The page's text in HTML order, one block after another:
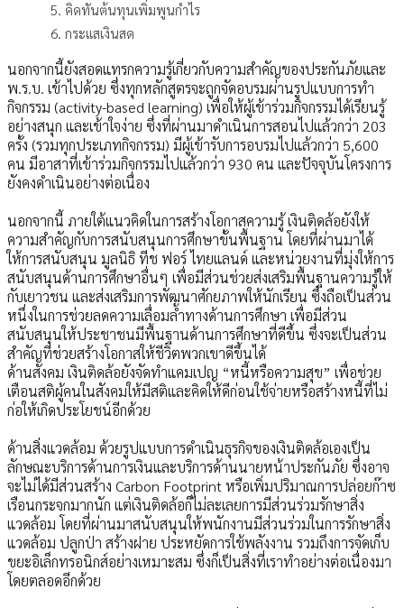
คิดทันต้นทุนเพิ่มพูนกำไร
กระแสเงินสด
นอกจากนี้ยังสอดแทรกความรู้เกี่ยวกับความสำคัญของประกันภัยและ
พ.ร.บ. เข้าไปด้วย ซึ่งทุกหลักสูตรจะถูกจัดอบรมผ่านรูปแบบการทำ
กิจกรรม (activity-based learning) เพื่อให้ผู้เข้าร่วมกิจกรรมได้เรียนรู้
อย่างสนุก และเข้าใจง่าย ซึ่งที่ผ่านมาดำเนินการสอนไปแล้วกว่า 203
ครั้ง (รวมทุกประเภทกิจกรรม) มีผู้เข้ารับการอบรมไปแล้วกว่า 5,600
คน มีอาสาที่เข้าร่วมกิจกรรมไปแล้วกว่า 930 คน และปัจจุบันโครงการ
ยังคงดำเนินอย่างต่อเนื่อง
นอกจากนี้ ภายใต้แนวคิดในการสร้างโอกาสความรู้ เงินติดล้อยังให้
ความสำคัญกับการสนับสนุนการศึกษาขั้นพื้นฐาน โดยที่ผ่านมาได้
ให้การสนับสนุน มูลนิธิ ทีช ฟอร์ ไทยแลนด์ และหน่วยงานที่มุ่งให้การ
สนับสนุนด้านการศึกษาอื่นๆ เพื่อมีส่วนช่วยส่งเสริมพื้นฐานความรู้ให้
กับเยาวชน และส่งเสริมการพัฒนาศักยภาพให้นักเรียน ซึ่งถือเป็นส่วน
หนึ่งในการช่วยลดความเลื่อมล้ำทางด้านการศึกษา เพื่อมีส่วน
สนับสนุนให้ประชาชนมีพื้นฐานด้านการศึกษาที่ดีขึ้น ซึ่งจะเป็นส่วน
สำคัญที่ช่วยสร้างโอกาสให้ชีวิตพวกเขาดีขึ้นได้
ด้านสังคม เงินติดล้อยังจัดทำแคมเปญ “หนี้หรือความสุข” เพื่อช่วย
เตือนสติผู้คนในสังคมให้มีสติและคิดให้ดีก่อนใช้จ่ายหรือสร้างหนี้ที่ไม่
ก่อให้เกิดประโยชน์อีกด้วย
ด้านสิ่งแวดล้อม ด้วยรูปแบบการดำเนินธุรกิจของเงินติดล้อเองเป็น
ลักษณะบริการด้านการเงินและบริการด้านนายหน้าประกันภัย ซึ่งอาจ
จะไม่ได้มีส่วนสร้าง Carbon Footprint หรือเพิ่มปริมาณการปล่อยก๊าซ
เรือนกระจกมากนัก แต่เงินติดล้อก็ไม่ละเลยการมีส่วนร่วมรักษาสิ่ง
แวดล้อม โดยที่ผ่านมาสนับสนุนให้พนักงานมีส่วนร่วมในการรักษาสิ่ง
แวดล้อม ปลูกป่า สร้างฝาย ประหยัดการใช้พลังงาน รวมถึงการจัดเก็บ
ขยะอิเล็กทรอนิกส์อย่างเหมาะสม ซึ่งก็เป็นสิ่งที่เราทำอย่างต่อเนื่องมา
โดยตลอดอีกด้วย